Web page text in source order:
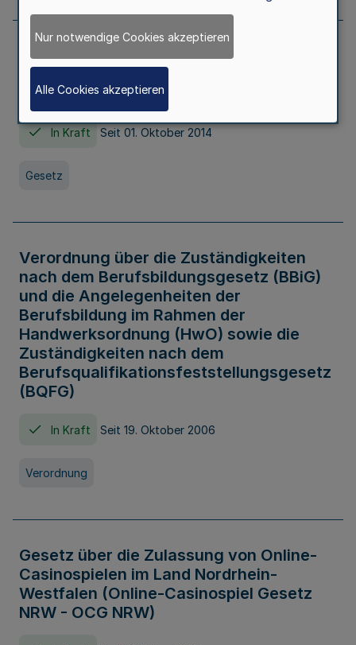
Gesetz über die Hochschulen des Landes
Nordrhein-Westfalen (Hochschulgesetz -
HG)
In Kraft Seit 01. Oktober 2014
Gesetz
Verordnung über die Zuständigkeiten
nach dem Berufsbildungsgesetz (BBiG)
und die Angelegenheiten der
Berufsbildung im Rahmen der
Handwerksordnung (HwO) sowie die
Zuständigkeiten nach dem
Berufsqualifikationsfeststellungsgesetz
(BQFG)
In Kraft Seit 19. Oktober 2006
Verordnung
Gesetz über die Zulassung von Online-
Casinospielen im Land Nordrhein-
Westfalen (Online-Casinospiel Gesetz
NRW - OCG NRW)
Nur notwendige Cookies akzeptieren
Alle Cookies akzeptieren